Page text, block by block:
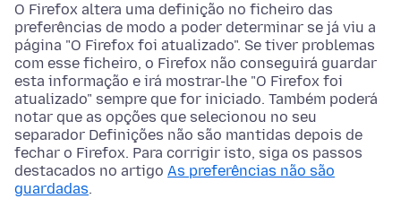
O Firefox altera uma definição no ficheiro das
preferências de modo a poder determinar se já viu a
página "O Firefox foi atualizado". Se tiver problemas
com esse ficheiro, o Firefox não conseguirá guardar
esta informação e irá mostrar-lhe "O Firefox foi
atualizado" sempre que for iniciado. Também poderá
notar que as opções que selecionou no seu
separador Definições não são mantidas depois de
fechar o Firefox. Para corrigir isto, siga os passos
destacados no artigo As preferências não são
guardadas.